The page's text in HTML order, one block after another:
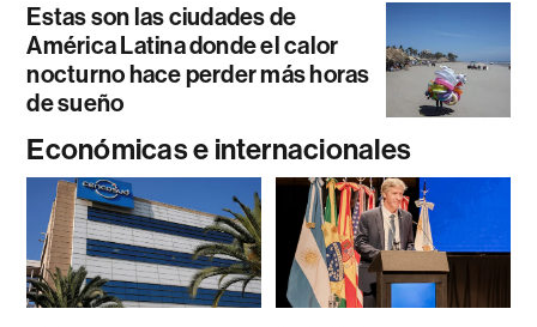
Estas son las ciudades de
América Latina donde el calor
nocturno hace perder más horas
de sueño
Económicas e internacionales